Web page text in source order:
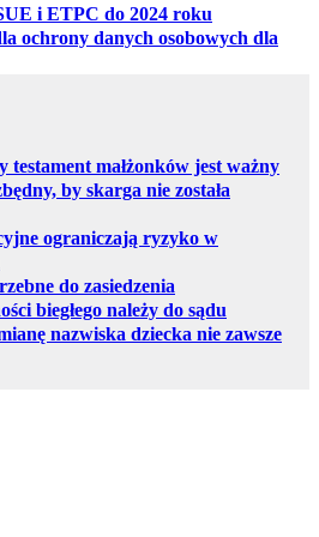
i ETPC do 2024 roku
ochrony danych osobowych dla
nowej karcie
testament małżonków jest ważny
by skarga nie została
ograniczają ryzyko w
do zasiedzenia
biegłego należy do sądu
nazwiska dziecka nie zawsze